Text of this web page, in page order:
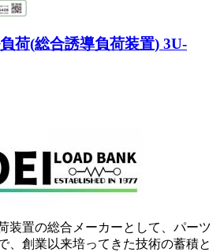
荷(総合誘導負荷装置) 3U-
装置の総合メーカーとして、パーツ
、創業以来培ってきた技術の蓄積と